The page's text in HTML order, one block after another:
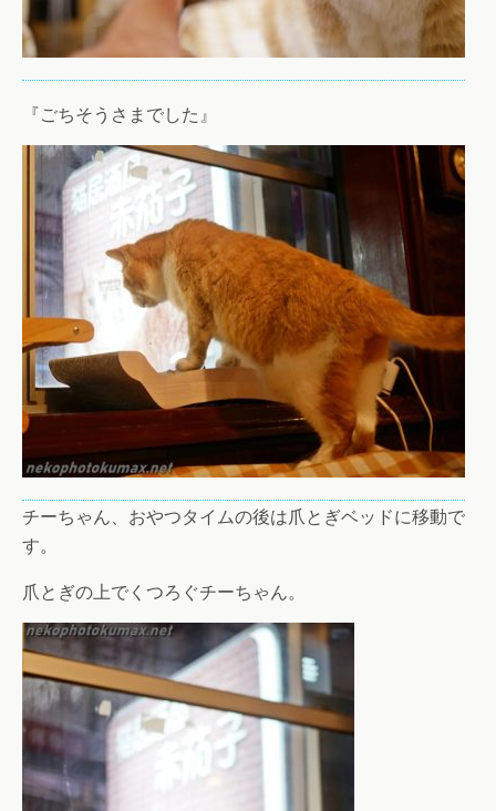
『ごちそうさまでした』
チーちゃん、おやつタイムの後は爪とぎベッドに移動で
す。
爪とぎの上でくつろぐチーちゃん。